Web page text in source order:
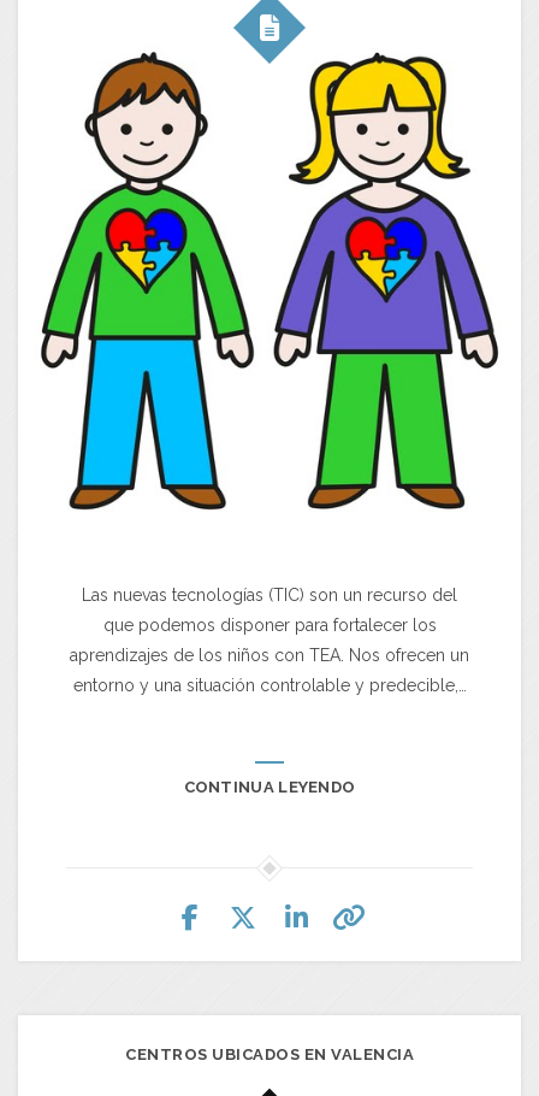
Las nuevas tecnologías (TIC) son un recurso del
que podemos disponer para fortalecer los
aprendizajes de los niños con TEA. Nos ofrecen un
entorno y una situación controlable y predecible,…
CONTINUA LEYENDO
CENTROS UBICADOS EN VALENCIA